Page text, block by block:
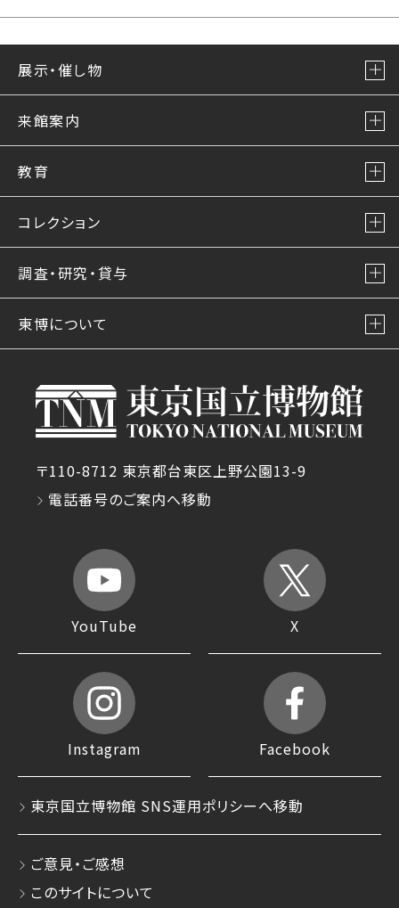
展示・催し物
来館案内
教育
コレクション
調査・研究・貸与
東博について
〒110-8712 東京都台東区上野公園13-9
電話番号のご案内へ移動
YouTube X
Instagram Facebook
東京国立博物館 SNS運用ポリシーへ移動
ご意見・ご感想
このサイトについて